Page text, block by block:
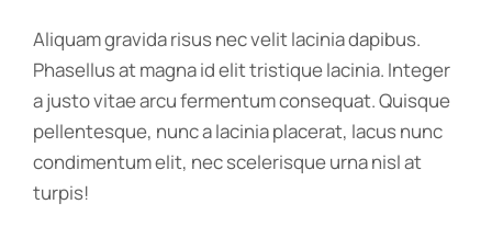
Aliquam gravida risus nec velit lacinia dapibus.
Phasellus at magna id elit tristique lacinia. Integer
a justo vitae arcu fermentum consequat. Quisque
pellentesque, nunc a lacinia placerat, lacus nunc
condimentum elit, nec scelerisque urna nisl at
turpis!